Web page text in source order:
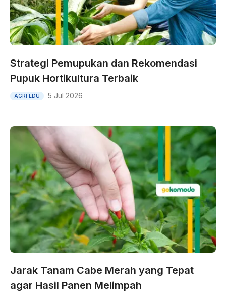
Strategi Pemupukan dan Rekomendasi
Pupuk Hortikultura Terbaik
AGRI EDU 5 Jul 2026
Jarak Tanam Cabe Merah yang Tepat
agar Hasil Panen Melimpah